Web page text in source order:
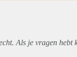
Als je vragen hebt